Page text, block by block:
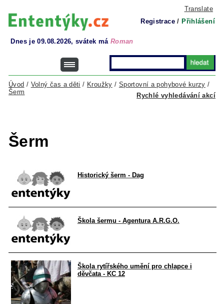
Translate
Registrace / Přihlášení
Dnes je 09.08.2026, svátek má Roman
Rychlé vyhledávání akcí
Úvod / Volný čas a děti / Kroužky / Sportovní a pohybové kurzy /
Šerm
Šerm
Historický šerm - Dag
Škola šermu - Agentura A.R.G.O.
Škola rytířského umění pro chlapce i
děvčata - KC 12